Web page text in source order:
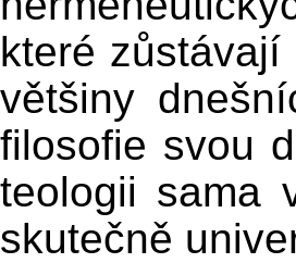
které
většiny
filosofie svou
teologii sama
skutečně